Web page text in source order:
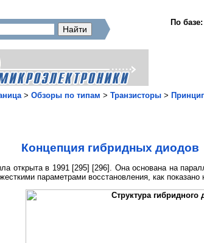
По базе:
> Обзоры по типам > Транзисторы >
Концепция гибридных диодов
открыта в 1991 [295] [296]. Она основана на
параметрами восстановления, как показано